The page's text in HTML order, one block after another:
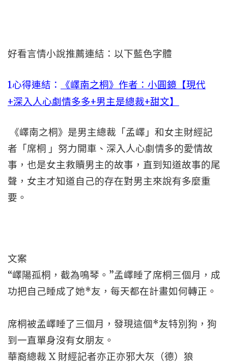
好看言情小說推薦連結：以下藍色字體
1心得連結：
《嶧南之桐》作者：小圓鏡【現代
+深入人心劇情多多+男主是總裁+甜文】
《嶧南之桐》是男主總裁「孟嶧」和女主財經記
者「席桐 」努力開車、深入人心劇情多的愛情故
事，也是女主救贖男主的故事，直到知道故事的尾
聲，女主才知道自己的存在對男主來說有多麼重
要。
文案
“嶧陽孤桐，截為鳴琴。”孟嶧睡了席桐三個月，成
功把自己睡成了她*友，每天都在計畫如何轉正。
席桐被孟嶧睡了三個月，發現這個*友特別狗，狗
到一直單身沒有女朋友。
華裔總裁 X 財經記者亦正亦邪大灰（德）狼